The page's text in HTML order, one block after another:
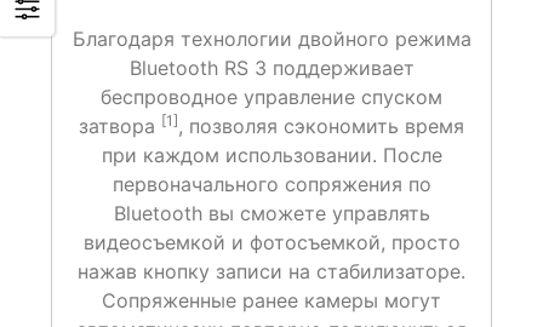
Благодаря технологии двойного режима
Bluetooth RS 3 поддерживает
беспроводное управление спуском
затвора [1] , позволяя сэкономить время
при каждом использовании. После
первоначального сопряжения по
Bluetooth вы сможете управлять
видеосъемкой и фотосъемкой, просто
нажав кнопку записи на стабилизаторе.
Сопряженные ранее камеры могут